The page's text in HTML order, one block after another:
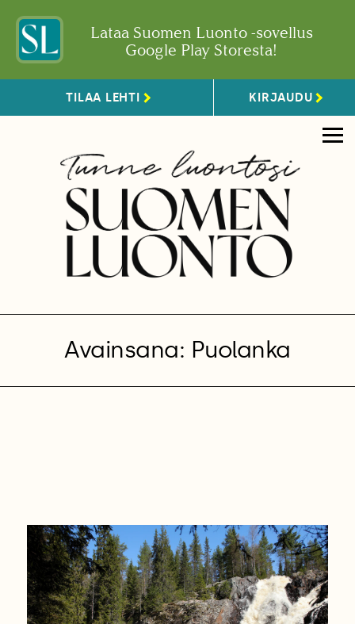
Lataa Suomen Luonto -sovellus
Google Play Storesta!
TILAA LEHTI KIRJAUDU
Avainsana: Puolanka